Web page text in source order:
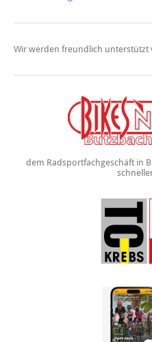
Wir werden freundlich unterstützt
dem Radsportfachgeschäft in